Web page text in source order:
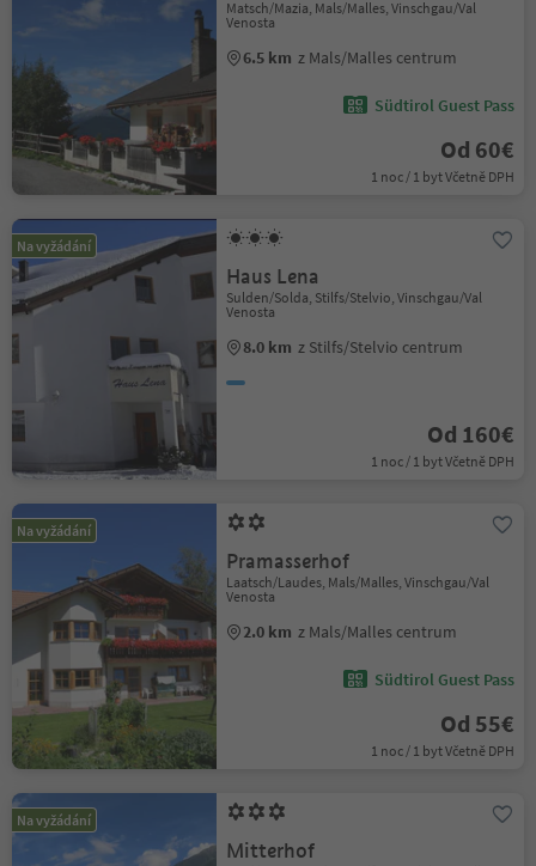
Matsch/Mazia, Mals/Malles, Vinschgau/Val
Venosta
6.5 km z Mals/Malles centrum
Südtirol Guest Pass
Od 60€
1 noc / 1 byt Včetně DPH
Na vyžádání
Haus Lena
Sulden/Solda, Stilfs/Stelvio, Vinschgau/Val
Venosta
8.0 km z Stilfs/Stelvio centrum
Od 160€
1 noc / 1 byt Včetně DPH
Na vyžádání
Pramasserhof
Laatsch/Laudes, Mals/Malles, Vinschgau/Val
Venosta
2.0 km z Mals/Malles centrum
Südtirol Guest Pass
Od 55€
1 noc / 1 byt Včetně DPH
Na vyžádání
Mitterhof